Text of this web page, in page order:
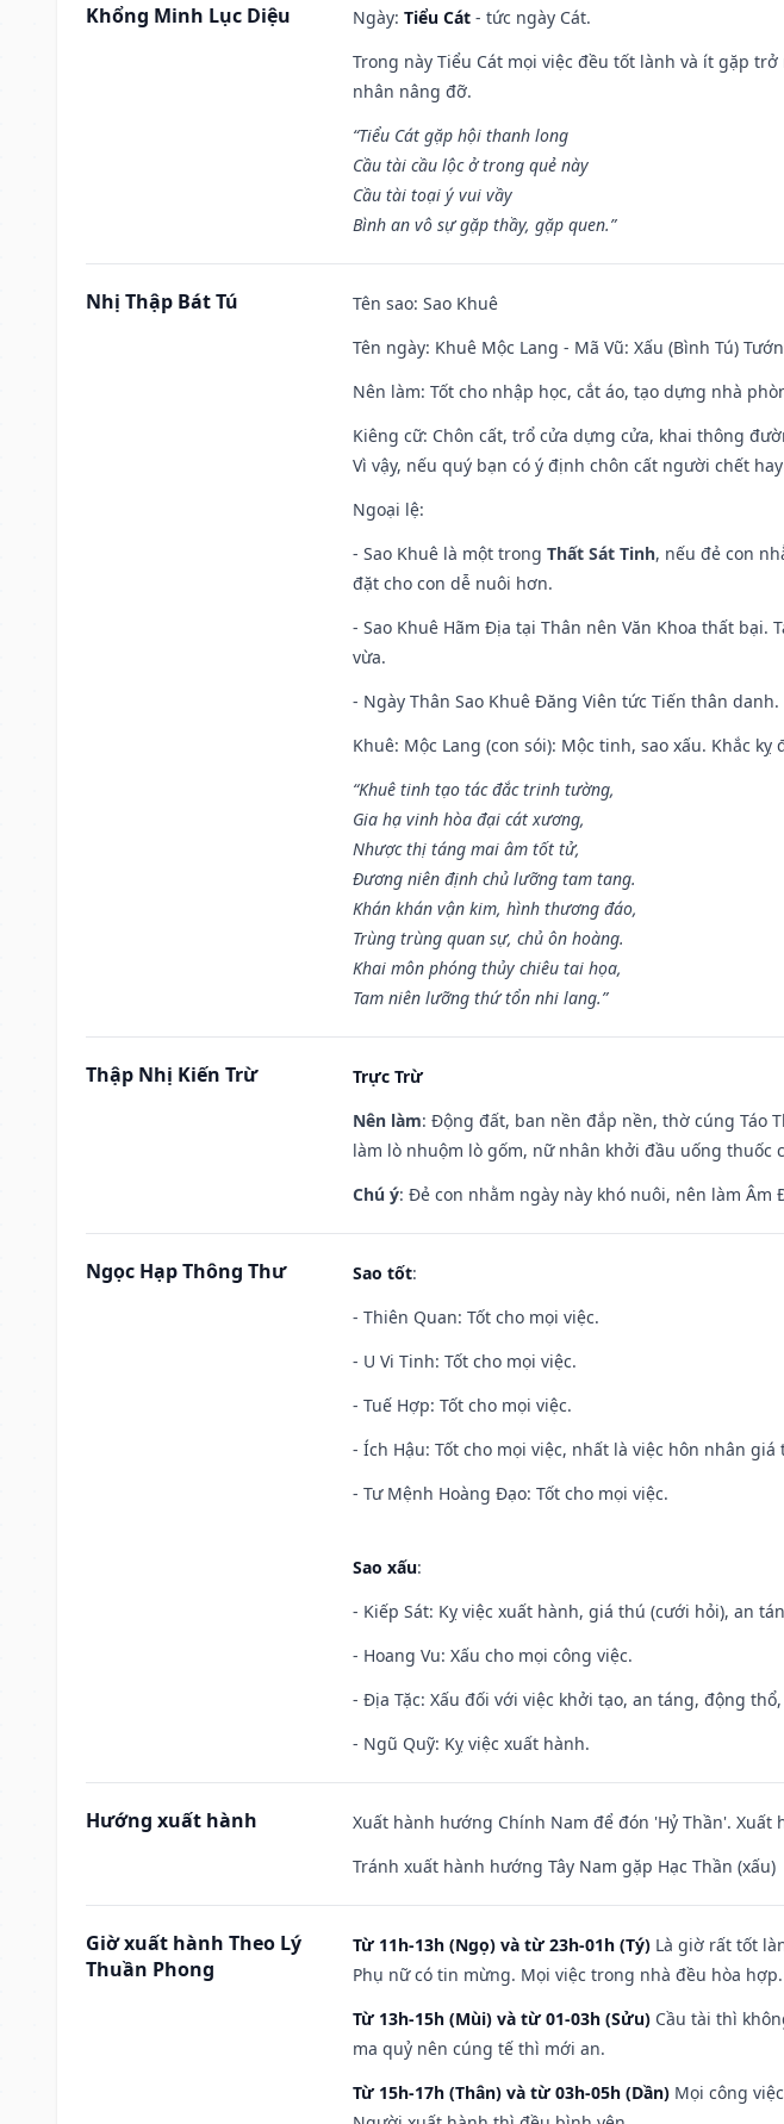
Khổng Minh Lục Diệu Ngày: Tiểu Cát - tức ngày Cát.
Trong này Tiểu Cát mọi việc đều tốt lành và ít gặp
nhân nâng đỡ.
“Tiểu Cát gặp hội thanh long
Cầu tài cầu lộc ở trong quẻ này
Cầu tài toại ý vui vầy
Bình an vô sự gặp thầy, gặp quen.”
Nhị Thập Bát Tú Tên sao: Sao Khuê
Tên ngày: Khuê Mộc Lang - Mã Vũ: Xấu (Bình Tú)
Nên làm: Tốt cho nhập học, cắt áo, tạo dựng nhà
Kiêng cữ: Chôn cất, trổ cửa dựng cửa, khai thông
Vì vậy, nếu quý bạn có ý định chôn cất người chết
Ngoại lệ:
- Sao Khuê là một trong Thất Sát Tinh, nếu đẻ con
đặt cho con dễ nuôi hơn.
- Sao Khuê Hãm Địa tại Thân nên Văn Khoa thất
vừa.
- Ngày Thân Sao Khuê Đăng Viên tức Tiến thân danh.
Khuê: Mộc Lang (con sói): Mộc tinh, sao xấu. Khắc
“Khuê tinh tạo tác đắc trinh tường,
Gia hạ vinh hòa đại cát xương,
Nhược thị táng mai âm tốt tử,
Đương niên định chủ lưỡng tam tang.
Khán khán vận kim, hình thương đáo,
Trùng trùng quan sự, chủ ôn hoàng.
Khai môn phóng thủy chiêu tai họa,
Tam niên lưỡng thứ tổn nhi lang.”
Thập Nhị Kiến Trừ
Trực Trừ
Nên làm: Động đất, ban nền đắp nền, thờ cúng Táo
làm lò nhuộm lò gốm, nữ nhân khởi đầu uống thuốc
Chú ý: Đẻ con nhằm ngày này khó nuôi, nên làm
Ngọc Hạp Thông Thư Sao tốt:
- Thiên Quan: Tốt cho mọi việc.
- U Vi Tinh: Tốt cho mọi việc.
- Tuế Hợp: Tốt cho mọi việc.
- Ích Hậu: Tốt cho mọi việc, nhất là việc hôn nhân giá
- Tư Mệnh Hoàng Đạo: Tốt cho mọi việc.
Sao xấu:
- Kiếp Sát: Kỵ việc xuất hành, giá thú (cưới hỏi), an
- Hoang Vu: Xấu cho mọi công việc.
- Địa Tặc: Xấu đối với việc khởi tạo, an táng, động
- Ngũ Quỹ: Kỵ việc xuất hành.
Hướng xuất hành
Xuất hành hướng Chính Nam để đón 'Hỷ Thần'. Xuất
Tránh xuất hành hướng Tây Nam gặp Hạc Thần (xấu)
Giờ xuất hành Theo Lý
Thuần Phong
Từ 11h-13h (Ngọ) và từ 23h-01h (Tý) Là giờ rất tốt
Phụ nữ có tin mừng. Mọi việc trong nhà đều hòa
Từ 13h-15h (Mùi) và từ 01-03h (Sửu) Cầu tài thì
ma quỷ nên cúng tế thì mới an.
Từ 15h-17h (Thân) và từ 03h-05h (Dần) Mọi công